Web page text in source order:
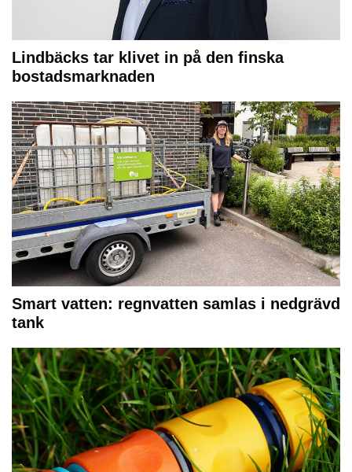
Lindbäcks tar klivet in på den finska
bostadsmarknaden
Smart vatten: regnvatten samlas i nedgrävd
tank